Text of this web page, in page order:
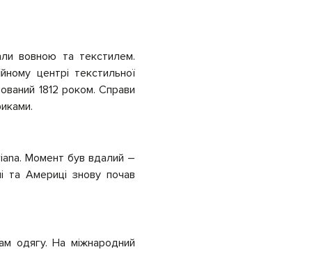
вовною та текстилем.
центрі текстильної
1812 роком. Справи
Момент був вдалий –
та Америці знову почав
одягу. На міжнародний